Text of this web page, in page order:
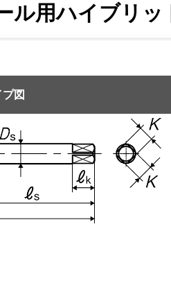
用ハイブリッ
プ図